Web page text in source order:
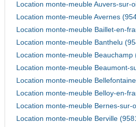
Location monte-meuble Auvers-sur-
Location monte-meuble Avernes
Location monte-meuble Baillet-en-
Location monte-meuble Banthelu
Location monte-meuble Beauchamp
Location monte-meuble Beaumont-
Location monte-meuble
Location monte-meuble Belloy-en-
Location monte-meuble Bernes-sur-
Location monte-meuble Berville